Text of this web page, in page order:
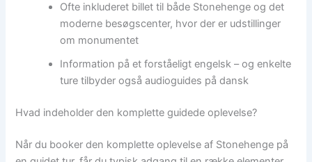
Ofte inkluderet billet til både Stonehenge og det
moderne besøgscenter, hvor der er udstillinger
om monumentet
Information på et forståeligt engelsk – og enkelte
ture tilbyder også audioguides på dansk
Hvad indeholder den komplette guidede oplevelse?
Når du booker den komplette oplevelse af Stonehenge på